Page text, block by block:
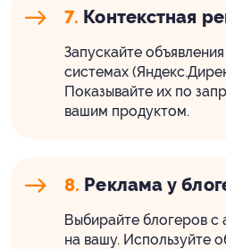
7. Контекстная
Запускайте
системах
Показывайте их по
вашим продуктом.
8. Реклама у
Выбирайте блогеров с
на вашу. Используйте